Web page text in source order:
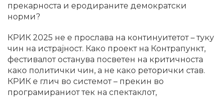
прекарноста и еродираните демократски
норми?
КРИК 2025 не е прослава на континуитетот – туку
чин на истрајност. Како проект на Контрапункт,
фестивалот останува посветен на критичноста
како политички чин, а не како реторички став.
КРИК е глич во системот – прекин во
програмираниот тек на спектаклот,